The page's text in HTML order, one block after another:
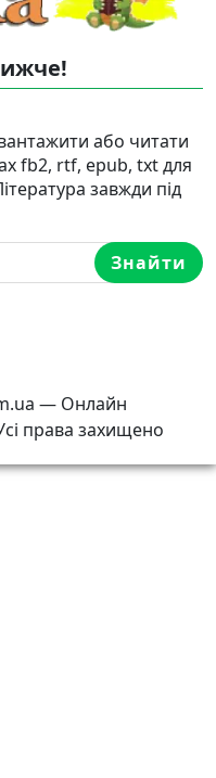
або читати
fb2, rtf, epub, txt для
завжди під
Знайти
— Онлайн
права захищено